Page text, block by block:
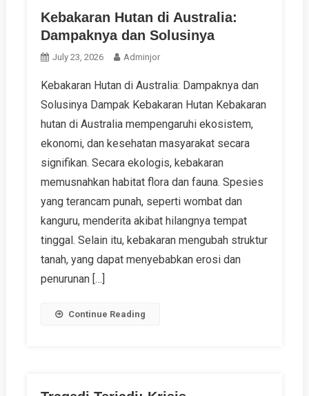
Kebakaran Hutan di Australia:
Dampaknya dan Solusinya
July 23, 2026 Adminjor
Kebakaran Hutan di Australia: Dampaknya dan
Solusinya Dampak Kebakaran Hutan Kebakaran
hutan di Australia mempengaruhi ekosistem,
ekonomi, dan kesehatan masyarakat secara
signifikan. Secara ekologis, kebakaran
memusnahkan habitat flora dan fauna. Spesies
yang terancam punah, seperti wombat dan
kanguru, menderita akibat hilangnya tempat
tinggal. Selain itu, kebakaran mengubah struktur
tanah, yang dapat menyebabkan erosi dan
penurunan […]
Continue Reading